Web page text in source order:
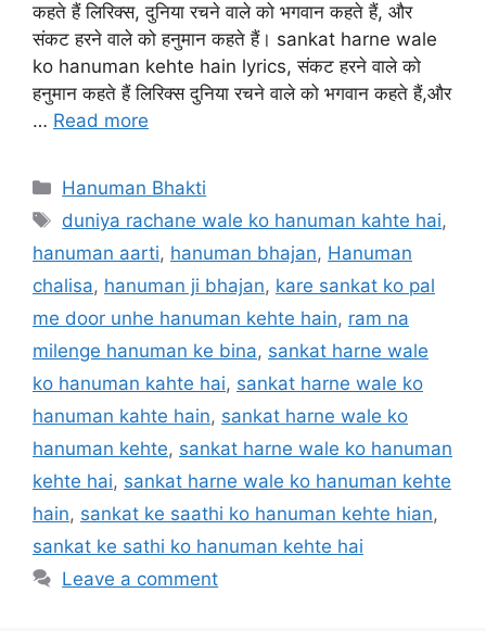
कहते हैं लिरिक्स, दुनिया रचने वाले को भगवान कहते हैं, और
संकट हरने वाले को हनुमान कहते हैं। sankat harne wale
ko hanuman kehte hain lyrics, संकट हरने वाले को
हनुमान कहते हैं लिरिक्स दुनिया रचने वाले को भगवान कहते हैं,और
… Read more
Categories
Hanuman Bhakti
Tags
duniya rachane wale ko hanuman kahte hai,
hanuman aarti, hanuman bhajan, Hanuman
chalisa, hanuman ji bhajan, kare sankat ko pal
me door unhe hanuman kehte hain, ram na
milenge hanuman ke bina, sankat harne wale
ko hanuman kahte hai, sankat harne wale ko
hanuman kahte hain, sankat harne wale ko
hanuman kehte, sankat harne wale ko hanuman
kehte hai, sankat harne wale ko hanuman kehte
hain, sankat ke saathi ko hanuman kehte hian,
sankat ke sathi ko hanuman kehte hai
Leave a comment